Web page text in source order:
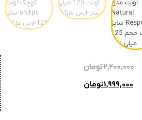
۲,۲۰۰,۰۰۰تومان
۱,۹۹۹,۰۰۰تومان